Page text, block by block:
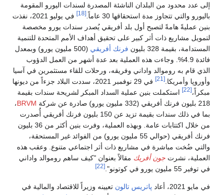
إلى عدد محدود من البلدان الناشئة المصدرة لسندات اليورو المقومة
باليورو والتي تتجاوز مدة استحقاقها 30 عاماً.
[18]
في يوليو 2021، نفذت
بنين عمليةً هامةً لتصبح أول بلد أفريقي يُصدر سندات يورو مخصصة
لتمويل مشاريع ذات أثر كبير على تحقيق أهداف الأمم المتحدة للتنمية
المستدامة، بقيمة 328 بليون
فرنك أفريقي
(500 مليون يورو) وبمعدل
فائدة 4.9%. وجاءت هذه العملية بعد عدة أشهر من العمل الدؤوب
الذي قام به روموالد واداني وفريقه، ورحلات للقاء مستثمرين في آسيا
وأوروپا وأمريكا. [21]
في 29 نوفمبر 2021، سددت البلاد جزءاً من ديونها
مبكراً،[22]
استكملت بنين عملية السداد المبكر لشريحة سندات بقيمة
218 بليون فرنك أفريقي (332 مليون يورو) صادرة عن شركة
BRVM،
بما في ذلك سندات بقيمة تزيد عن 150 بليون فرنك أفريقي أُصدرت
من خلال اكتتابات عامة. وبهذه العملية، وفرت بنين أكثر من 36 بليون
فرنك أفريقي (حوالي 55 مليون يورو) من الفوائد غير المستحقة،
والتي ضُخت مباشرة في مشاريع ذات أثر اجتماعي متنوع. وعقب هذه
العملية، نشرت جون أفريك مقالاً بعنوان "كيف ساهم روموالد واداني
في توفير 55 مليون يورو في كوتونو".
[22]
في مايو 2021، أعاد پاتريس تالون تعيينه وزيراً للاقتصاد والمالية في